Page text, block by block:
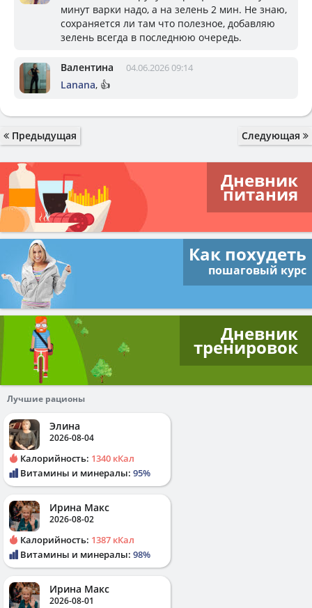
минут варки надо, а на зелень 2 мин. Не знаю,
сохраняется ли там что полезное, добавляю
зелень всегда в последнюю очередь.
Валентина 04.06.2026 09:14
Lanana, 👍
Предыдущая Следующая
Дневник
питания
Как похудеть
пошаговый курс
Дневник
тренировок
Лучшие рационы
Элина
2026-08-04
Калорийность: 1340 кКал
Витамины и минералы: 95%
Ирина Макс
2026-08-02
Калорийность: 1387 кКал
Витамины и минералы: 98%
Ирина Макс
2026-08-01